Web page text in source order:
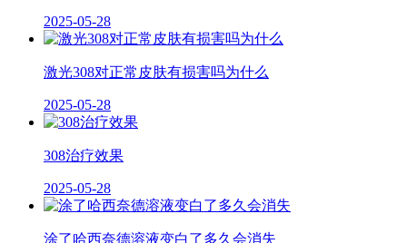
2025-05-28
激光308对正常皮肤有损害吗为什么
2025-05-28
308治疗效果
2025-05-28
涂了哈西奈德溶液变白了多久会消失